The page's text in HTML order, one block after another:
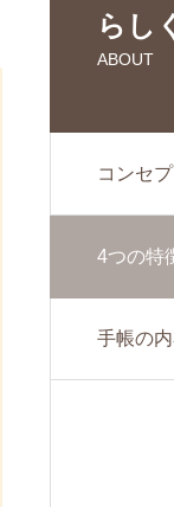
らし
ABOUT
コンセプ
4つの特
手帳の